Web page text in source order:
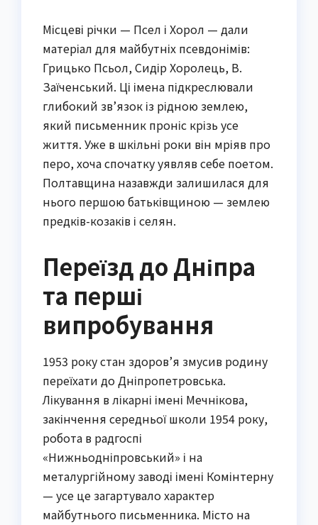
Місцеві річки — Псел і Хорол — дали
матеріал для майбутніх псевдонімів:
Грицько Псьол, Сидір Хоролець, В.
Заїченський. Ці імена підкреслювали
глибокий зв’язок із рідною землею,
який письменник проніс крізь усе
життя. Уже в шкільні роки він мріяв про
перо, хоча спочатку уявляв себе поетом.
Полтавщина назавжди залишилася для
нього першою батьківщиною — землею
предків-козаків і селян.
Переїзд до Дніпра
та перші
випробування
1953 року стан здоров’я змусив родину
переїхати до Дніпропетровська.
Лікування в лікарні імені Мечнікова,
закінчення середньої школи 1954 року,
робота в радгоспі
«Нижньодніпровський» і на
металургійному заводі імені Комінтерну
— усе це загартувало характер
майбутнього письменника. Місто на